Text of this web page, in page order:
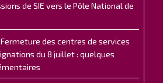
de SIE vers le Pôle National de
des centres de services
du 8 juillet : quelques